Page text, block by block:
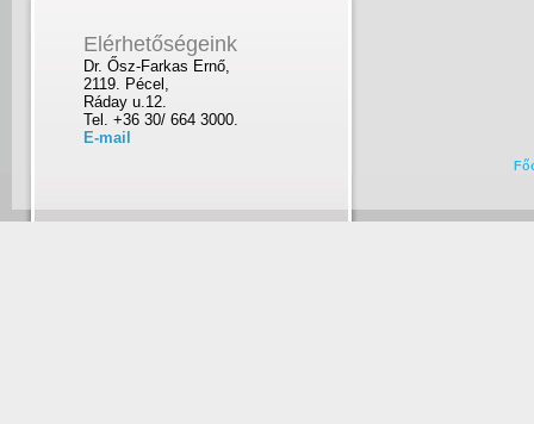
Elérhetőségeink
Dr. Ősz-Farkas Ernő,
2119. Pécel,
Ráday u.12.
Tel. +36 30/ 664 3000.
E-mail